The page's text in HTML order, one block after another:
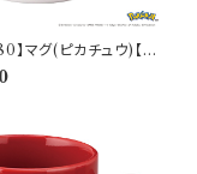
】マグ(ピカチュウ)【D
】PM284-11